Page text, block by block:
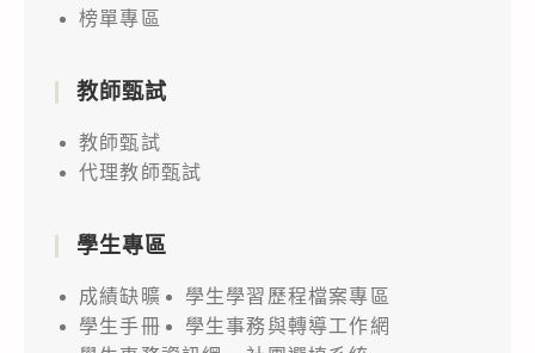
榜單專區
教師甄試
教師甄試
代理教師甄試
學生專區
成績缺曠
學生學習歷程檔案專區
學生手冊
學生事務與轉導工作網